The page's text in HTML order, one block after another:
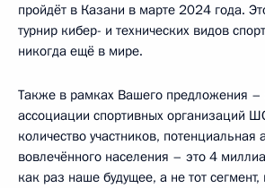
пройдёт в Казани в марте 2024 года.
турнир кибер- и технических видов
никогда ещё в мире.
Также в рамках Вашего предложения –
ассоциации спортивных организаций
количество участников, потенциальная
вовлечённого населения – это 4
как раз наше будущее, а не тот сегмент,